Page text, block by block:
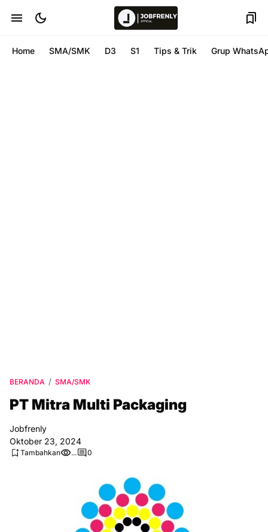
Home SMA/SMK D3 S1 Tips & Trik Grup
BERANDA SMA/SMK
PT Mitra Multi Packaging
Jobfrenly
Oktober 23, 2024
Tambahkan ... 0